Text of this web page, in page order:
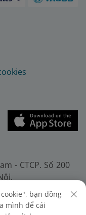
- CTCP. Số 200
Fax: (+84-24)
bạn đồng
mình để cải